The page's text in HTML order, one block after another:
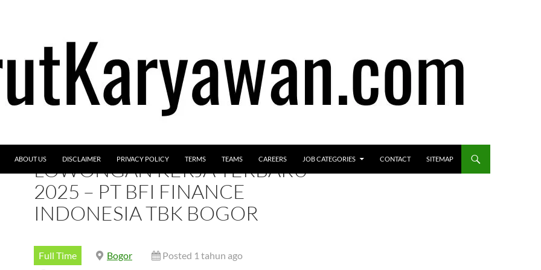
ABOUT US DISCLAIMER PRIVACY POLICY TERMS TEAMS CAREERS JOB CATEGORIES CONTACT SITEMAP
LOWONGAN KERJA TERBARU
2025 – PT BFI FINANCE
INDONESIA TBK BOGOR
Full Time Bogor
Posted 1 tahun ago